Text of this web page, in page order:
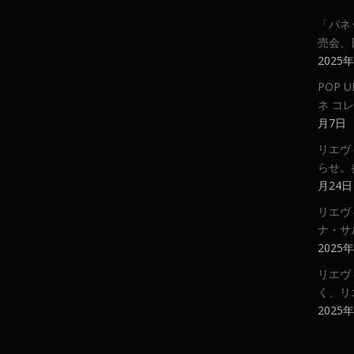
「パ
売会、
2025
POP
ネ コ
月7日
リエ
らせ
月24日
リエ
ナ・サ
2025
リエ
く、
2025